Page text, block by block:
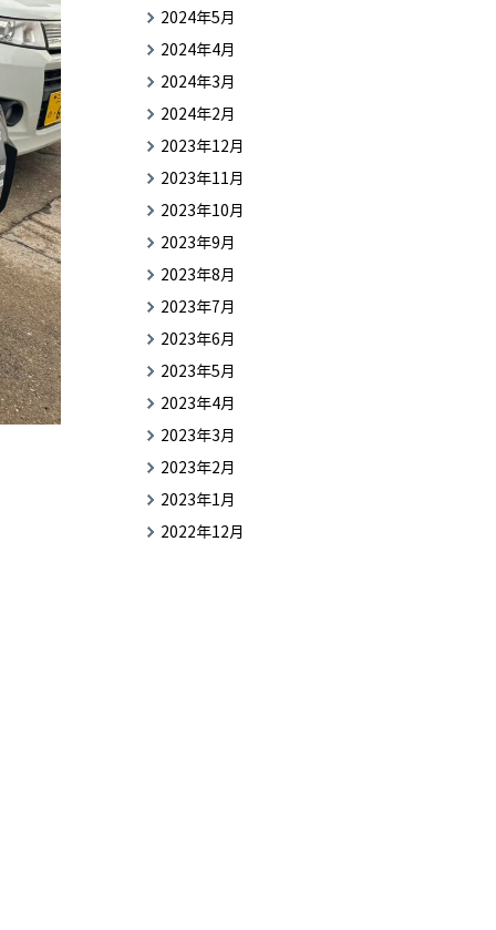
2024年5月
2024年4月
2024年3月
2024年2月
2023年12月
2023年11月
2023年10月
2023年9月
2023年8月
2023年7月
2023年6月
2023年5月
2023年4月
2023年3月
2023年2月
2023年1月
2022年12月